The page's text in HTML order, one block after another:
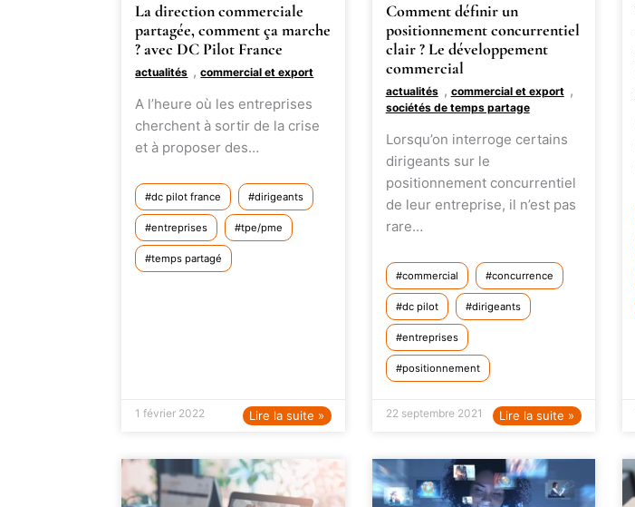
La direction commerciale
partagée, comment ça marche
? avec DC Pilot France
actualités ,commercial et export
A l’heure où les entreprises
cherchent à sortir de la crise
et à proposer des…
dc pilot france dirigeants
entreprises tpe/pme
temps partagé
1 février 2022 Lire la suite »
Comment définir un
positionnement concurrentiel
clair ? Le développement
commercial
actualités , commercial et export ,
sociétés de temps partage
Lorsqu’on interroge certains
dirigeants sur le
positionnement concurrentiel
de leur entreprise, il n’est pas
rare…
commercial concurrence
dc pilot dirigeants
entreprises
positionnement
22 septembre 2021 Lire la suite »